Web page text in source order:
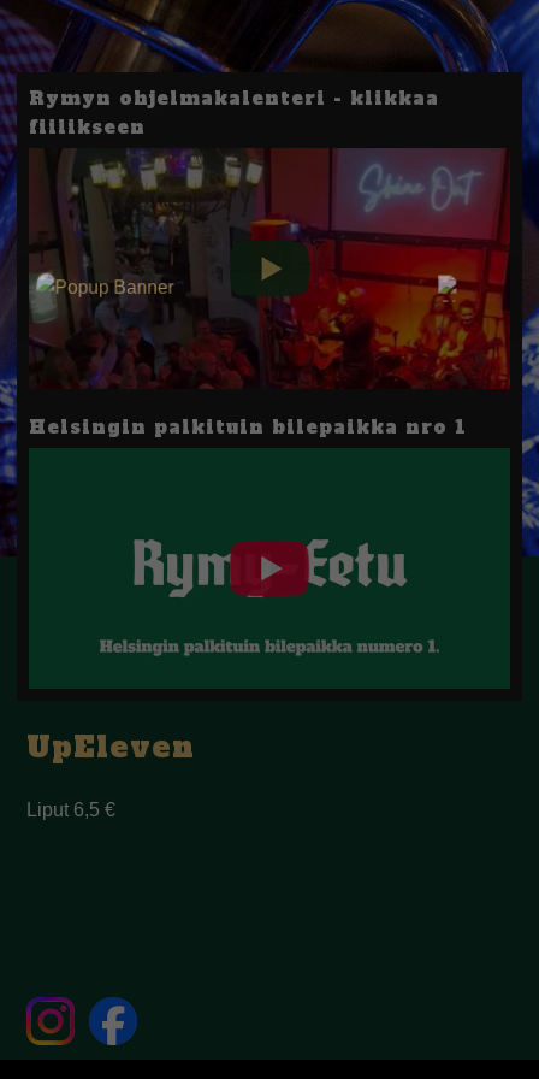
Rymyn ohjelmakalenteri - klikkaa
fiilikseen
Helsingin palkituin bilepaikka nro 1
UpEleven
Liput 6,5 €